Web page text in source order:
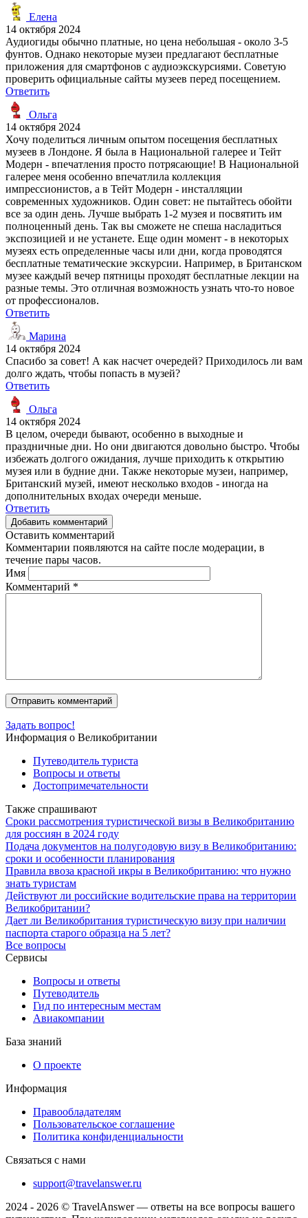
Елена
14 октября 2024
Аудиогиды обычно платные, но цена небольшая - около 3-5
фунтов. Однако некоторые музеи предлагают бесплатные
приложения для смартфонов с аудиоэкскурсиями. Советую
проверить официальные сайты музеев перед посещением.
Ответить
Ольга
14 октября 2024
Хочу поделиться личным опытом посещения бесплатных
музеев в Лондоне. Я была в Национальной галерее и Тейт
Модерн - впечатления просто потрясающие! В Национальной
галерее меня особенно впечатлила коллекция
импрессионистов, а в Тейт Модерн - инсталляции
современных художников. Один совет: не пытайтесь обойти
все за один день. Лучше выбрать 1-2 музея и посвятить им
полноценный день. Так вы сможете не спеша насладиться
экспозицией и не устанете. Еще один момент - в некоторых
музеях есть определенные часы или дни, когда проводятся
бесплатные тематические экскурсии. Например, в Британском
музее каждый вечер пятницы проходят бесплатные лекции на
разные темы. Это отличная возможность узнать что-то новое
от профессионалов.
Ответить
Марина
14 октября 2024
Спасибо за совет! А как насчет очередей? Приходилось ли вам
долго ждать, чтобы попасть в музей?
Ответить
Ольга
14 октября 2024
В целом, очереди бывают, особенно в выходные и
праздничные дни. Но они двигаются довольно быстро. Чтобы
избежать долгого ожидания, лучше приходить к открытию
музея или в будние дни. Также некоторые музеи, например,
Британский музей, имеют несколько входов - иногда на
дополнительных входах очереди меньше.
Ответить
Добавить комментарий
Оставить комментарий
Комментарии появляются на сайте после модерации, в
течение пары часов.
Имя
Комментарий *
Задать вопрос!
Информация о Великобритании
Путеводитель туриста
Вопросы и ответы
Достопримечательности
Также спрашивают
Сроки рассмотрения туристической визы в Великобританию
для россиян в 2024 году
Подача документов на полугодовую визу в Великобританию:
сроки и особенности планирования
Правила ввоза красной икры в Великобританию: что нужно
знать туристам
Действуют ли российские водительские права на территории
Великобритании?
Дает ли Великобритания туристическую визу при наличии
паспорта старого образца на 5 лет?
Все вопросы
Сервисы
Вопросы и ответы
Путеводитель
Гид по интересным местам
Авиакомпании
База знаний
О проекте
Информация
Правообладателям
Пользовательское соглашение
Политика конфиденциальности
Связаться с нами
support@travelanswer.ru
2024 - 2026 © TravelAnswer — ответы на все вопросы вашего